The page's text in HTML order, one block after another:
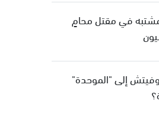
في مقتل محامٍ
إلى "الموحدة"